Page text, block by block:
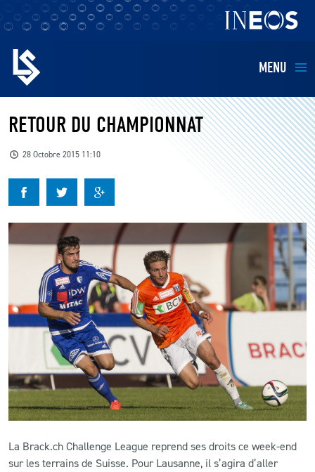
MENU
EQUIPES
BILLETTERIE
FANS
BUSINESS
RESTAURATION
CONTACT
ACTUALITÉS
LS E-SHOP
RETOUR DU CHAMPIONNAT
28 Octobre 2015 11:10
La Brack.ch Challenge League reprend ses droits ce week-end
sur les terrains de Suisse. Pour Lausanne, il s’agira d’aller